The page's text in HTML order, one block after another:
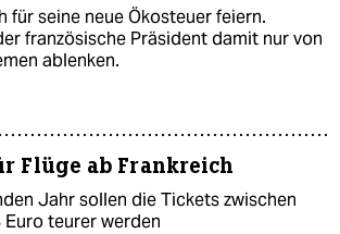
für seine neue Ökosteuer feiern.
französische Präsident damit nur von
ablenken.
Flüge ab Frankreich
Jahr sollen die Tickets zwischen
Euro teurer werden